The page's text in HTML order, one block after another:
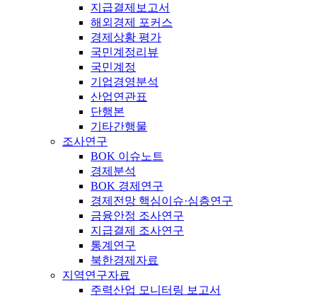
지급결제보고서
해외경제 포커스
경제상황 평가
국민계정리뷰
국민계정
기업경영분석
산업연관표
단행본
기타간행물
조사연구
BOK 이슈노트
경제분석
BOK 경제연구
경제전망 핵심이슈·심층연구
금융안정 조사연구
지급결제 조사연구
통계연구
북한경제자료
지역연구자료
주력산업 모니터링 보고서